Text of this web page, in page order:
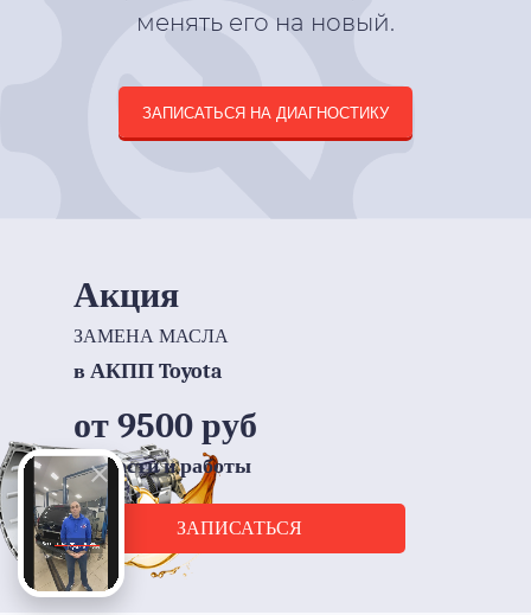
Наши мастера проводят диагностику и
программного обеспечения и
инструментов,
неисправный элемент, прежде чем
Акция
ЗАМЕНА МАСЛА